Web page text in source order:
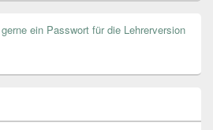
ein Passwort für die Lehrerversion